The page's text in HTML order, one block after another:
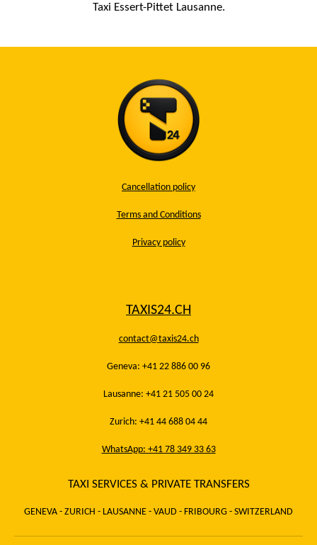
Taxi Essert-Pittet Lausanne.
Cancellation policy
Terms and Conditions
Privacy policy
TAXIS24.CH
contact@taxis24.ch
Geneva: +41 22 886 00 96
Lausanne: +41 21 505 00 24
Zurich: +41 44 688 04 44
WhatsApp: +41 78 349 33 63
TAXI SERVICES & PRIVATE TRANSFERS
GENEVA - ZURICH - LAUSANNE - VAUD - FRIBOURG - SWITZERLAND